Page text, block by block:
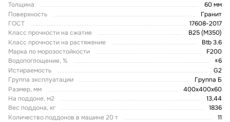
Толщина
60 мм
Поверхность
Гранит
ГОСТ
17608-2017
Класс прочности на сжатие
В25 (М350)
Класс прочности на растяжение
Btb 3.6
Марка по морозостойкости
F200
Водопоглощение, %
≤6
Истираемость
G2
Группа эксплуатации
Группа Б
Размер, мм
400х400х60
На поддоне, м2
13,44
Вес поддона, кг
1836
Количество поддонов в машине 20 т
11